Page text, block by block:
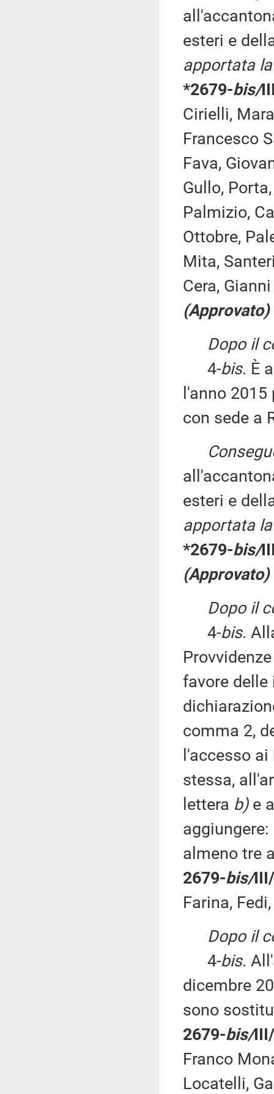
esteri e
apportata
*2679-bis/
Cirielli,
Francesco
Fava,
Gullo,
Palmizio,
Ottobre,
Mita,
Cera,
(Approvato)
Dopo il
4-bis. È
l'anno
con sede a
esteri e
apportata
*2679-bis/
(Approvato)
Dopo il
4-bis.
favore delle
comma 2,
l'accesso
stessa,
lettera b)e
almeno tre
2679-bis/
Farina,
Dopo il
4-bis.
dicembre
sono
2679-bis/
Franco
Locatelli,